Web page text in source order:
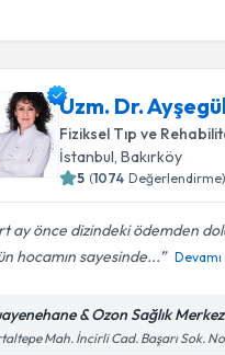
Uzm. Dr.
Fiziksel Tıp ve
İstanbul, Bakırköy
5 (1074 Değerlendirme)
ay önce dizindeki ödemden
hocamın sayesinde...
Devamı
& Ozon Sağlık
Mah. İncirli Cad. Başarı Sok.